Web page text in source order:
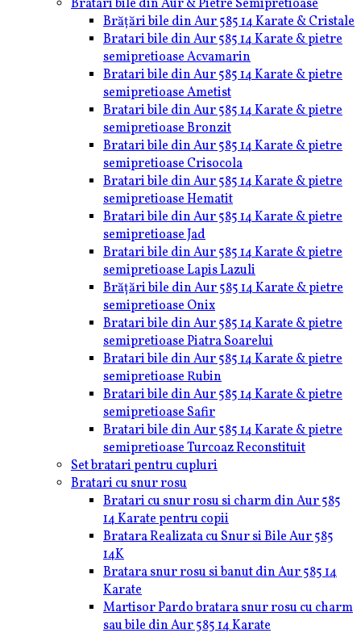
Bratari bile din Aur & Pietre Semipretioase
Brățări bile din Aur 585 14 Karate & Cristale
Bratari bile din Aur 585 14 Karate & pietre
semipretioase Acvamarin
Bratari bile din Aur 585 14 Karate & pietre
semipretioase Ametist
Bratari bile din Aur 585 14 Karate & pietre
semipretioase Bronzit
Bratari bile din Aur 585 14 Karate & pietre
semipretioase Crisocola
Bratari bile din Aur 585 14 Karate & pietre
semipretioase Hematit
Bratari bile din Aur 585 14 Karate & pietre
semipretioase Jad
Bratari bile din Aur 585 14 Karate & pietre
semipretioase Lapis Lazuli
Brățări bile din Aur 585 14 Karate & pietre
semipretioase Onix
Bratari bile din Aur 585 14 Karate & pietre
semipretioase Piatra Soarelui
Bratari bile din Aur 585 14 Karate & pietre
semipretioase Rubin
Bratari bile din Aur 585 14 Karate & pietre
semipretioase Safir
Bratari bile din Aur 585 14 Karate & pietre
semipretioase Turcoaz Reconstituit
Set bratari pentru cupluri
Bratari cu snur rosu
Bratari cu snur rosu si charm din Aur 585
14 Karate pentru copii
Bratara Realizata cu Snur si Bile Aur 585
14K
Bratara snur rosu si banut din Aur 585 14
Karate
Martisor Pardo bratara snur rosu cu charm
sau bile din Aur 585 14 Karate